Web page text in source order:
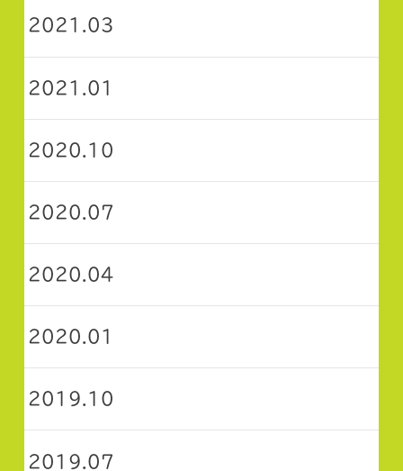
2021.03
2021.01
2020.10
2020.07
2020.04
2020.01
2019.10
2019.07